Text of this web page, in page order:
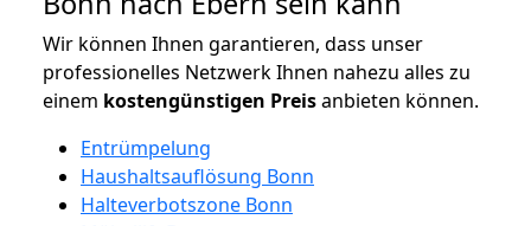
Wir können Ihnen garantieren, dass unser
professionelles Netzwerk Ihnen nahezu alles zu
einem kostengünstigen Preisanbieten können.
Entrümpelung
Haushaltsauflösung Bonn
Halteverbotszone Bonn